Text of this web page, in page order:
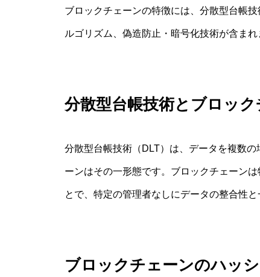
ブロックチェーンの特徴には、分散型台帳
ルゴリズム、偽造防止・暗号化技術が含まれ
分散型台帳技術とブロッ
分散型台帳技術（DLT）は、データを複数
ーンはその一形態です。ブロックチェーン
とで、特定の管理者なしにデータの整合性と
ブロックチェーンのハッ